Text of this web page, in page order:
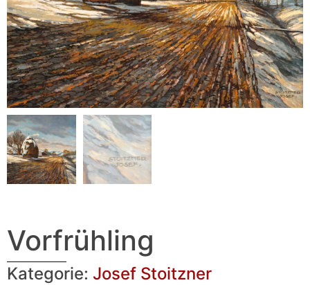
Vorfrühling
Kategorie: Josef Stoitzner